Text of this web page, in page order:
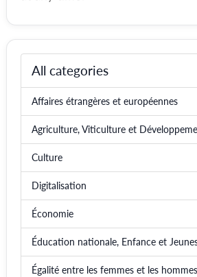
All categories
Affaires étrangères et européennes
Agriculture, Viticulture et
Culture
Digitalisation
Économie
Éducation nationale, Enfance et
Égalité entre les femmes et les hommes